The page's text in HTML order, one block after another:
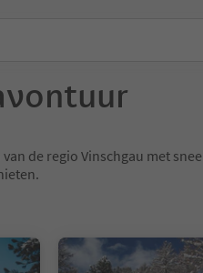
de regio Vinschgau met